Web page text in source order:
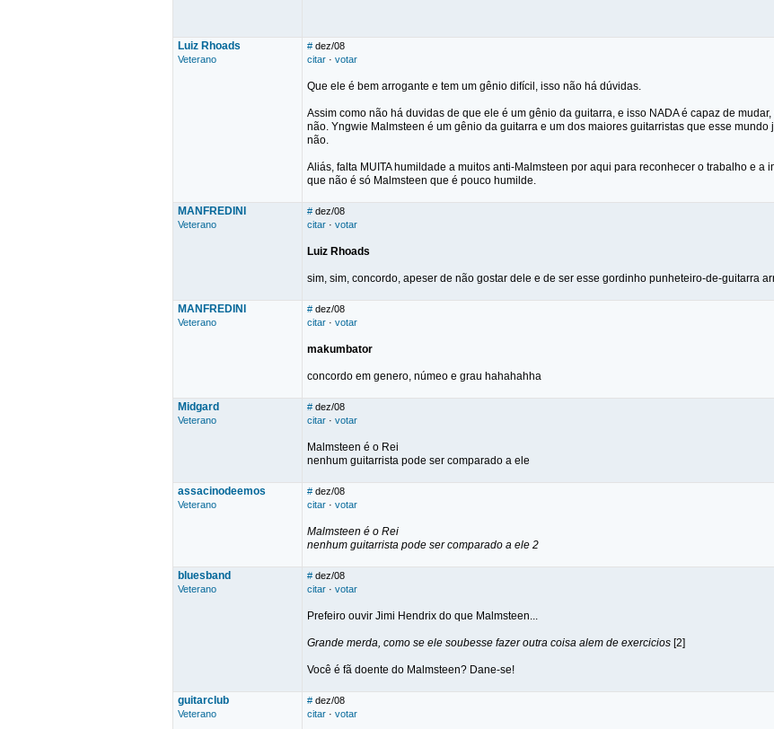
Luiz Rhoads
Veterano
# dez/08
citar · votar
Que ele é bem arrogante e tem um gênio difícil, isso não há dúvidas.
Assim como não há duvidas de que ele é um gênio da guitarra, e isso NADA é capaz de
não. Yngwie Malmsteen é um gênio da guitarra e um dos maiores guitarristas que esse
não.
Aliás, falta MUITA humildade a muitos anti-Malmsteen por aqui para reconhecer o trabalho e a
que não é só Malmsteen que é pouco humilde.
MANFREDINI
Veterano
# dez/08
citar · votar
Luiz Rhoads
sim, sim, concordo, apeser de não gostar dele e de ser esse gordinho punheteiro-de-guitarra
MANFREDINI
Veterano
# dez/08
citar · votar
makumbator
concordo em genero, númeo e grau hahahahha
Midgard
Veterano
# dez/08
citar · votar
Malmsteen é o Rei
nenhum guitarrista pode ser comparado a ele
assacinodeemos
Veterano
# dez/08
citar · votar
Malmsteen é o Rei
nenhum guitarrista pode ser comparado a ele 2
bluesband
Veterano
# dez/08
citar · votar
Prefeiro ouvir Jimi Hendrix do que Malmsteen...
Grande merda, como se ele soubesse fazer outra coisa alem de exercicios [2]
Você é fã doente do Malmsteen? Dane-se!
guitarclub
Veterano
# dez/08
citar · votar